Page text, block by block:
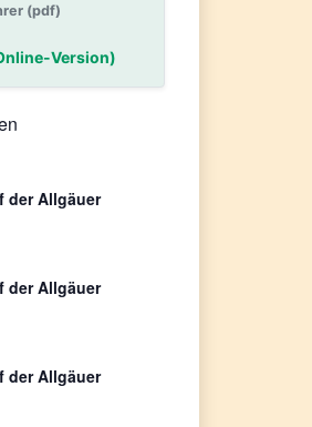
(pdf)
Version)
der Allgäuer
der Allgäuer
der Allgäuer